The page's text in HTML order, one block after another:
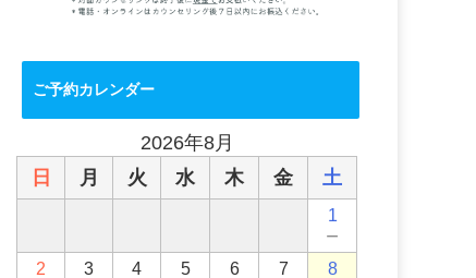
ご予約カレンダー
2026年8月
日
月 火 水 木 金 土
1
－
2 3 4 5 6 7 8